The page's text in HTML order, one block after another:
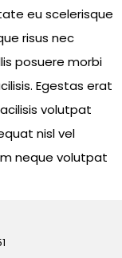
eu scelerisque
risus nec
posuere morbi
Egestas erat
volutpat
nisl vel
neque volutpat